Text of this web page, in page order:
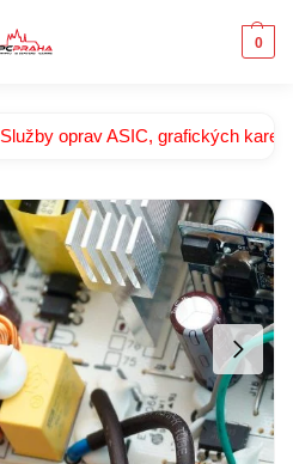
0
Služby oprav ASIC, grafických karet